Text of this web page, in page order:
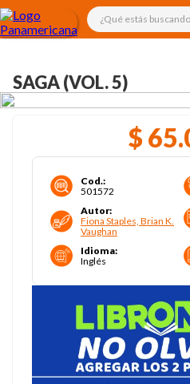
¿Qué estás
SAGA (VOL. 5)
$ 65.
Cod.:
501572
Autor:
Fiona Staples, Brian K.
Vaughan
Idioma:
Inglés